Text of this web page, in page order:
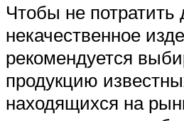
Чтобы не потратить
некачественное
рекомендуется
продукцию
находящихся на